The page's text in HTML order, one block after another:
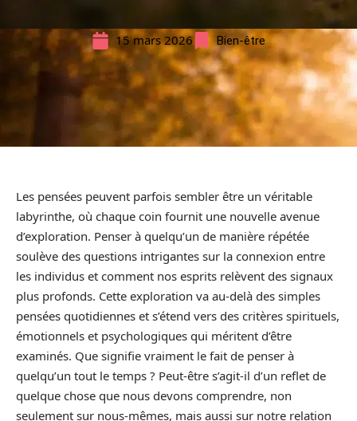
15 mars 2026 Bien-être
Les pensées peuvent parfois sembler être un véritable
labyrinthe, où chaque coin fournit une nouvelle avenue
d’exploration. Penser à quelqu’un de manière répétée
soulève des questions intrigantes sur la connexion entre
les individus et comment nos esprits relèvent des signaux
plus profonds. Cette exploration va au-delà des simples
pensées quotidiennes et s’étend vers des critères spirituels,
émotionnels et psychologiques qui méritent d’être
examinés. Que signifie vraiment le fait de penser à
quelqu’un tout le temps ? Peut-être s’agit-il d’un reflet de
quelque chose que nous devons comprendre, non
seulement sur nous-mêmes, mais aussi sur notre relation